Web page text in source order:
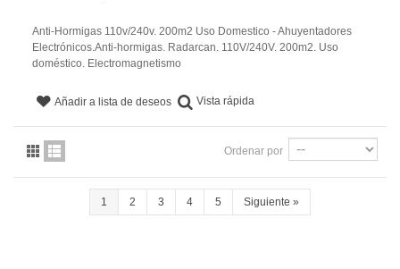
Anti-Hormigas 110v/240v. 200m2 Uso Domestico - Ahuyentadores
Electrónicos.Anti-hormigas. Radarcan. 110V/240V. 200m2. Uso
doméstico. Electromagnetismo
Añadir a lista de deseos Vista rápida
Ordenar por
1 2 3 4 5 Siguiente »